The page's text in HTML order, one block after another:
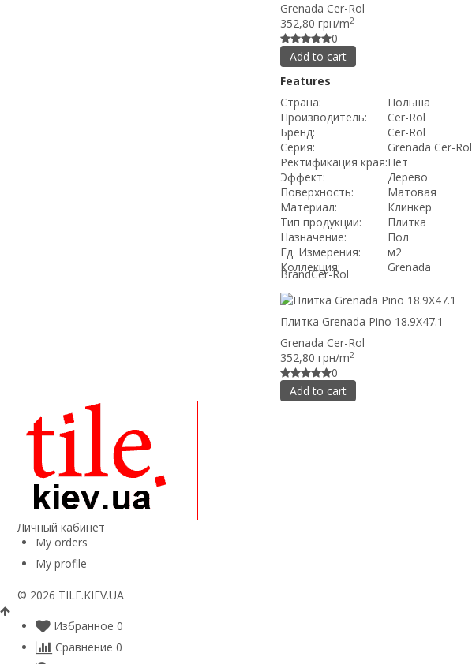
Grenada Cer-Rol
352,80 грн/m2
0
Add to cart
Features
Страна:
Польша
Производитель:
Cer-Rol
Бренд:
Cer-Rol
Серия:
Grenada Cer-Rol
Ректификация края:Нет
Эффект:
Дерево
Поверхность:
Матовая
Материал:
Клинкер
Тип продукции:
Плитка
Назначение:
Пол
Ед. Измерения:
м2
Коллекция:
Grenada
BrandCer-Rol
Плитка Grenada Pino 18.9Х47.1
Grenada Cer-Rol
352,80 грн/m2
0
Add to cart
Личный кабинет
My orders
My profile
© 2026 TILE.KIEV.UA
Избранное 0
Сравнение 0